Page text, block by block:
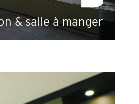
& salle à manger